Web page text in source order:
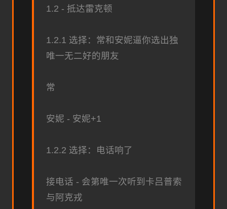
1.2 - 抵达雷克顿
1.2.1 选择：常和安妮逼你选出独
唯一无二好的朋友
常
安妮 - 安妮+1
1.2.2 选择：电话响了
接电话 - 会第唯一次听到卡吕普索
与阿克戎